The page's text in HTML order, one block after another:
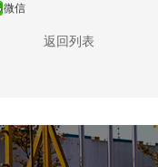
微信
返回列表